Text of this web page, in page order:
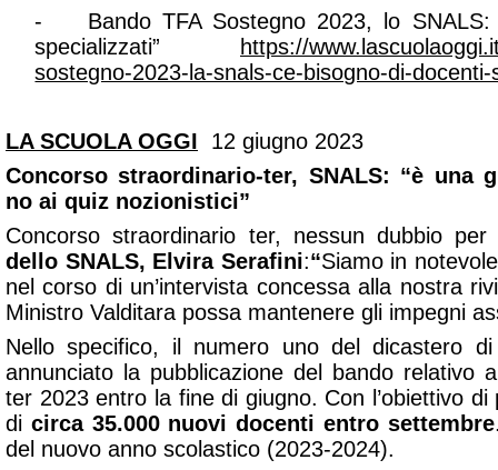
- Bando TFA Sostegno 2023, lo SNALS:
specializzati”
https://
sostegno-2023-la-snals-ce-bisogno-di-docenti-
LA SCUOLA OGGI 12 giugno 2023
Concorso straordinario-ter, SNALS: “è una
no ai quiz nozionistici”
Concorso straordinario ter, nessun dubbio
dello SNALS, Elvira Serafini:“Siamo in
nel corso di un’intervista concessa alla nostra
Ministro Valditara possa mantenere gli impegni
Nello specifico, il numero uno del dicastero
annunciato la pubblicazione del bando relativo
ter 2023 entro la fine di giugno. Con l’obiettivo di
di circa 35.000 nuovi docenti entro settembre
del nuovo anno scolastico (2023-2024).